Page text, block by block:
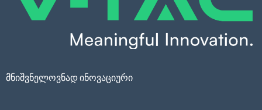
მნიშვნელოვნად ინოვაციური